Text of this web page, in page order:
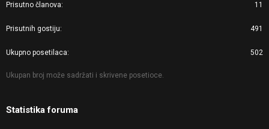
Prisutno članova 11
Prisutnih gostiju 491
Ukupno posetilaca 502
Ukupan broj može sadržati i skrivene posetioce.
Statistika foruma